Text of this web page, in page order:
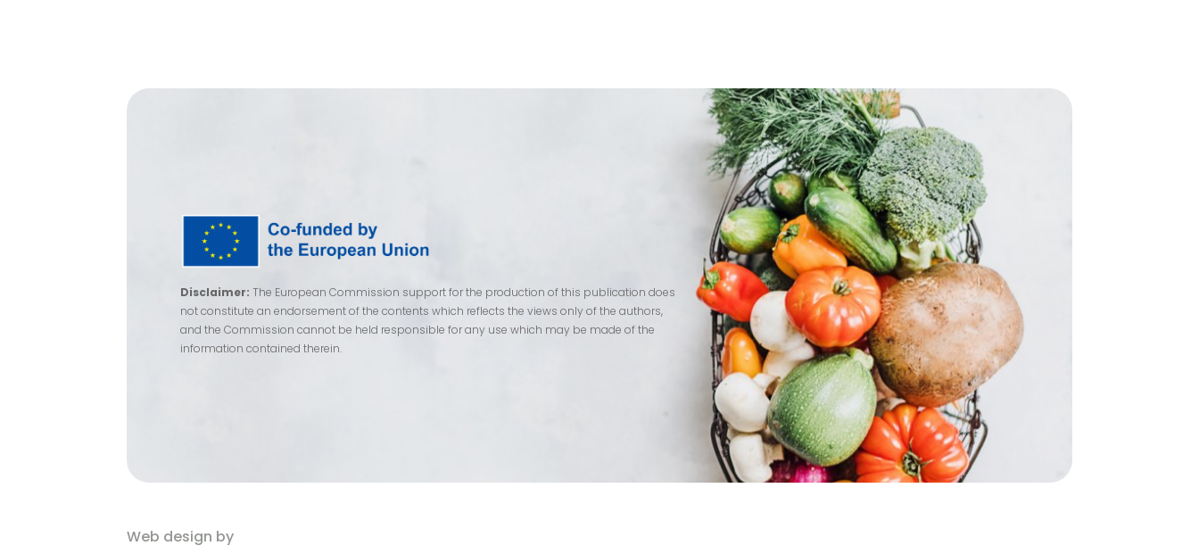
Disclaimer: The European Commission support for the production of this publication does
not constitute an endorsement of the contents which reflects the views only of the authors,
and the Commission cannot be held responsible for any use which may be made of the
information contained therein.
Web design by